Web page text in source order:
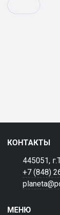
КОНТАКТЫ
445051,
+7 (848)
МЕНЮ